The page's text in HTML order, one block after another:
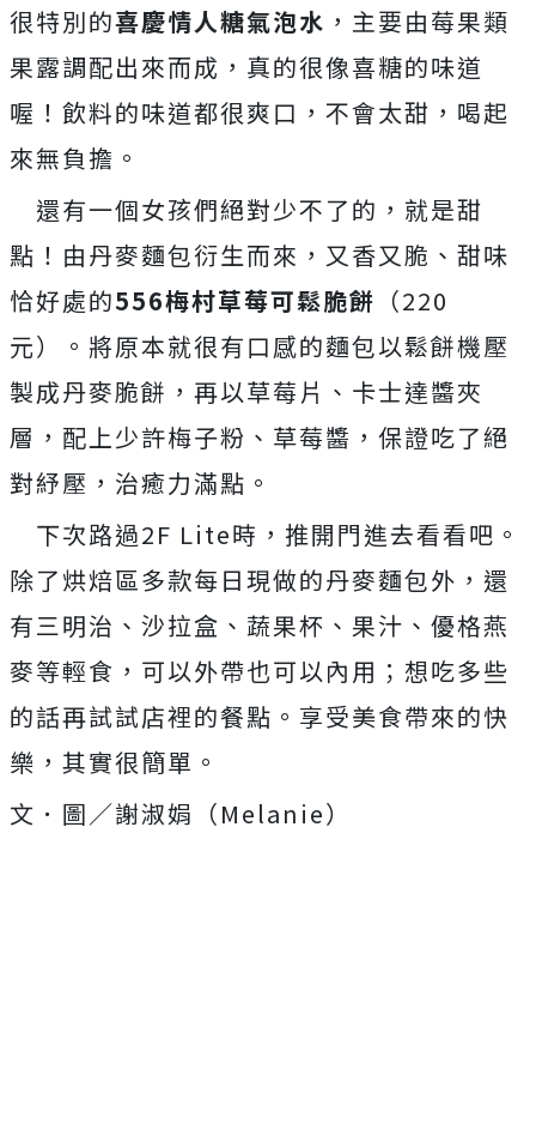
很特別的喜慶情人糖氣泡水 ，主要由莓果類
果露調配出來而成，真的很像喜糖的味道
喔！飲料的味道都很爽口，不會太甜，喝起
來無負擔。
還有一個女孩們絕對少不了的，就是甜
點！由丹麥麵包衍生而來，又香又脆、甜味
恰好處的556梅村草莓可鬆脆餅 （220
元）。將原本就很有口感的麵包以鬆餅機壓
製成丹麥脆餅，再以草莓片、卡士達醬夾
層，配上少許梅子粉、草莓醬，保證吃了絕
對紓壓，治癒力滿點。
下次路過2F Lite時，推開門進去看看吧。
除了烘焙區多款每日現做的丹麥麵包外，還
有三明治、沙拉盒、蔬果杯、果汁、優格燕
麥等輕食，可以外帶也可以內用；想吃多些
的話再試試店裡的餐點。享受美食帶來的快
樂，其實很簡單。
文．圖／謝淑娟（Melanie）